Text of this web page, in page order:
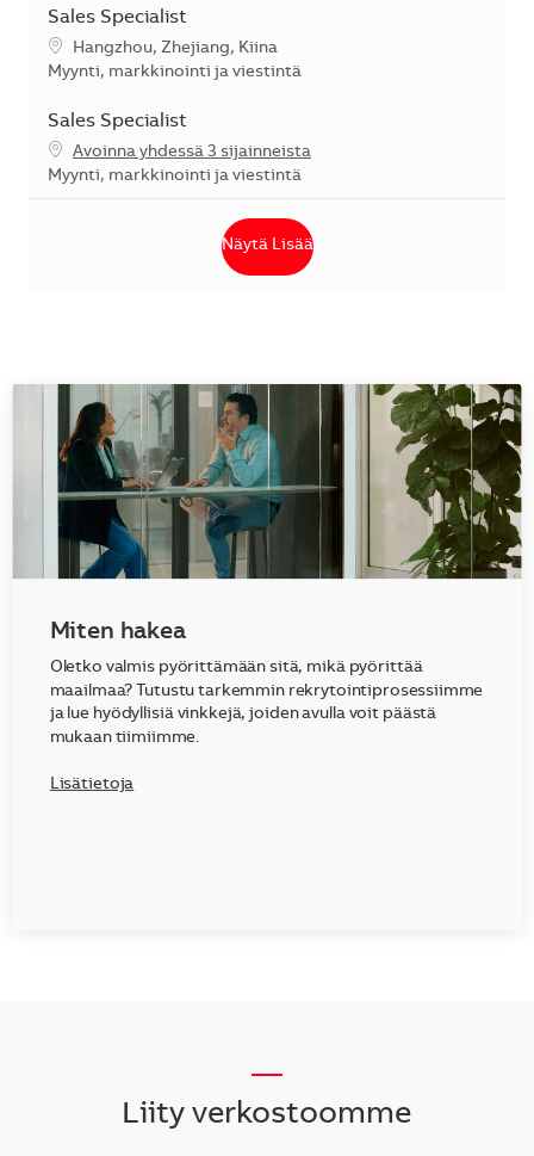
Sales Specialist
SijaintiHangzhou, Zhejiang, Kiina
Kategoria
Myynti, markkinointi ja viestintä
Sales Specialist
Avoinna yhdessä 3 sijainneista
Kategoria
Myynti, markkinointi ja viestintä
Näytä Lisää
Miten hakea
Oletko valmis pyörittämään sitä, mikä pyörittää
maailmaa? Tutustu tarkemmin rekrytointiprosessiimme
ja lue hyödyllisiä vinkkejä, joiden avulla voit päästä
mukaan tiimiimme.
Lisätietoja
Liity verkostoomme